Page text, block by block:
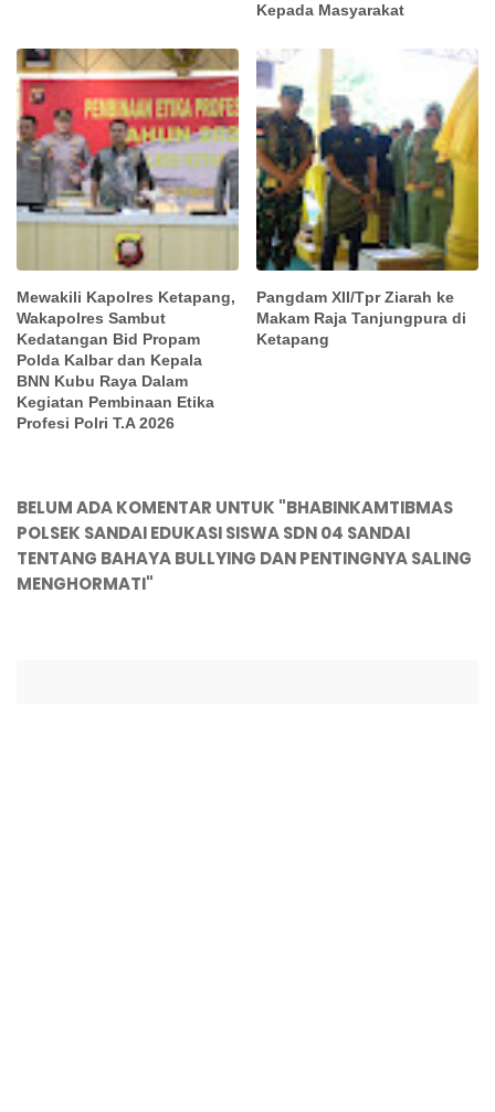
Kepada Masyarakat
Mewakili Kapolres Ketapang,
Wakapolres Sambut
Kedatangan Bid Propam
Polda Kalbar dan Kepala
BNN Kubu Raya Dalam
Kegiatan Pembinaan Etika
Profesi Polri T.A 2026
Pangdam XII/Tpr Ziarah ke
Makam Raja Tanjungpura di
Ketapang
BELUM ADA KOMENTAR UNTUK "BHABINKAMTIBMAS
POLSEK SANDAI EDUKASI SISWA SDN 04 SANDAI
TENTANG BAHAYA BULLYING DAN PENTINGNYA SALING
MENGHORMATI"